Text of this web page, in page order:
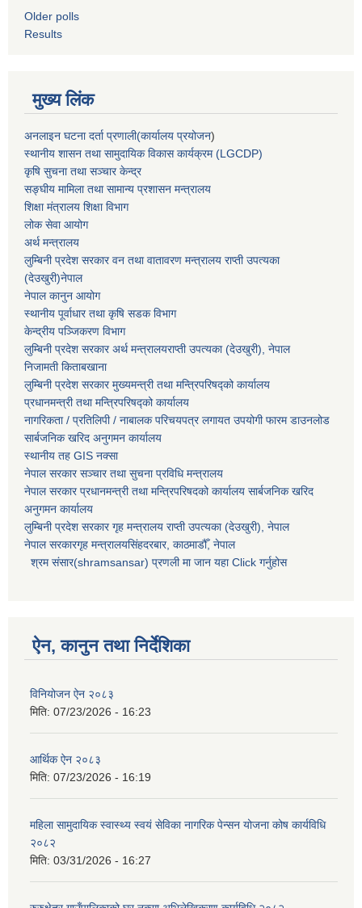
Older polls
Results
मुख्य लिंक
अनलाइन घटना दर्ता प्रणाली(कार्यालय प्रयोजन)
स्थानीय शासन तथा सामुदायिक विकास कार्यक्रम (LGCDP)
कृषि सुचना तथा सञ्चार केन्द्र
सङ्घीय मामिला तथा सामान्य प्रशासन मन्त्रालय
शिक्षा मंत्रालय शिक्षा विभाग
लोक सेवा आयोग
अर्थ मन्त्रालय
लुम्बिनी प्रदेश सरकार वन तथा वातावरण मन्त्रालय राप्ती उपत्यका
(देउखुरी)नेपाल
नेपाल कानुन आयोग
स्थानीय पूर्वाधार तथा कृषि सडक विभाग
केन्द्रीय पञ्जिकरण विभाग
लुम्बिनी प्रदेश सरकार अर्थ मन्त्रालयराप्ती उपत्यका (देउखुरी), नेपाल
निजामती किताबखाना
लुम्बिनी प्रदेश सरकार मुख्यमन्त्री तथा मन्त्रिपरिषद्को कार्यालय
प्रधानमन्त्री तथा मन्त्रिपरिषद्को कार्यालय
नागरिकता / प्रतिलिपी / नाबालक परिचयपत्र लगायत उपयोगी फारम डाउनलोड
सार्बजनिक खरिद अनुगमन कार्यालय
स्थानीय तह GIS नक्सा
नेपाल सरकारसञ्चार तथा सुचना प्रविधि मन्त्रालय
नेपाल सरकार प्रधानमन्त्री तथा मन्त्रिपरिषदको कार्यालय सार्बजनिक खरिद
अनुगमन कार्यालय
लुम्बिनी प्रदेश सरकार गृह मन्त्रालय राप्ती उपत्यका (देउखुरी), नेपाल
नेपाल सरकारगृह मन्त्रालयसिंहदरबार, काठमाडौँ, नेपाल
श्रम संसार(shramsansar) प्रणली मा जान यहा Click गर्नुहोस
ऐन, कानुन तथा निर्देशिका
विनियोजन ऐन २०८३
मिति: 07/23/2026 - 16:23
आर्थिक ऐन २०८३
मिति: 07/23/2026 - 16:19
महिला सामुदायिक स्वास्थ्य स्वयं सेविका नागरिक पेन्सन योजना कोष कार्यविधि
२०८२
मिति: 03/31/2026 - 16:27